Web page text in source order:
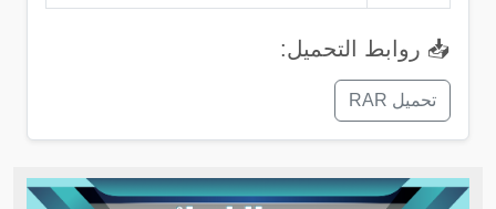
📥 روابط التحميل:
تحميل RAR